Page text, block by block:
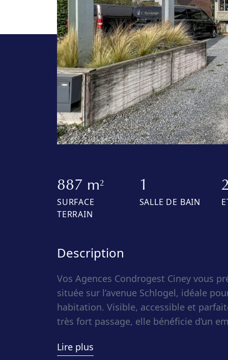
887 m2
SURFACE
TERRAIN
1
SALLE DE BAIN
2
Description
Vos Agences Condrogest Ciney vous
située sur l’avenue Schlogel, idéale
habitation. Visible, accessible et
très fort passage, elle bénéficie d’un
permettant un accès aisé.
Lire plus